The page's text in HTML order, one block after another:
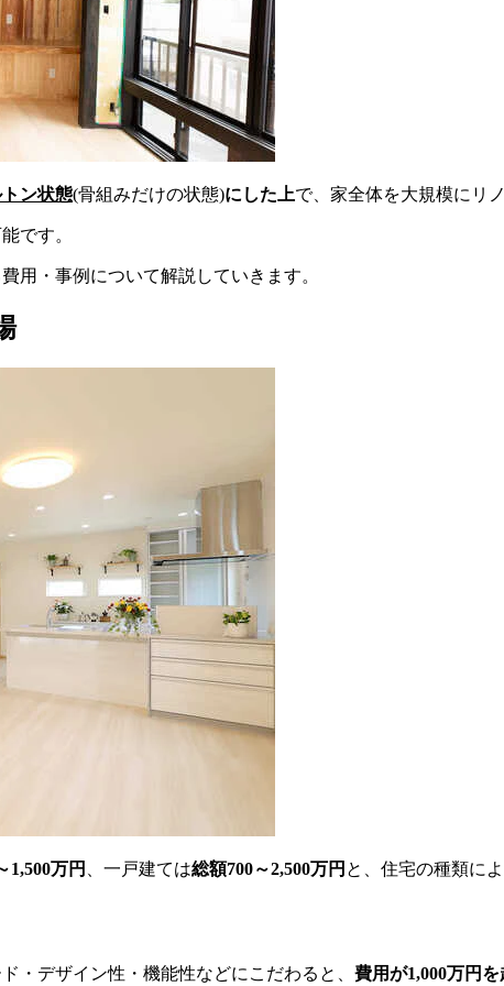
ン状態(骨組みだけの状態)にした上で、家全体を大規模にリ
です。
用・事例について解説していきます。
1,500万円 、一戸建ては総額700～2,500万円 と、住宅の種類に
・デザイン性・機能性などにこだわると、 費用が1,000万円を